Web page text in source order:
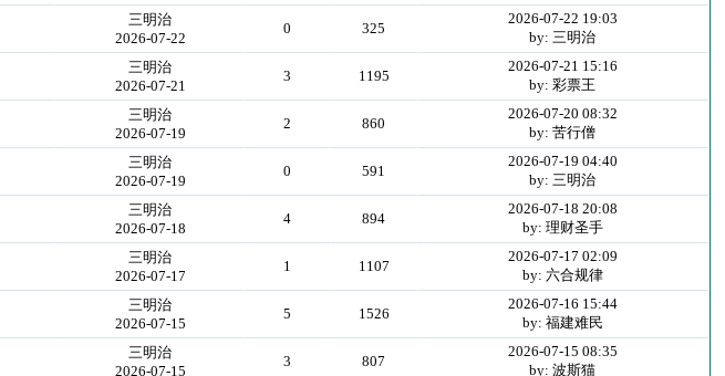
三明治
2026-07-22
0 325
2026-07-22 19:03
by: 三明治
三明治
2026-07-21
3 1195
2026-07-21 15:16
by: 彩票王
三明治
2026-07-19
2 860
2026-07-20 08:32
by: 苦行僧
三明治
2026-07-19
0 591
2026-07-19 04:40
by: 三明治
三明治
2026-07-18
4 894
2026-07-18 20:08
by: 理财圣手
三明治
2026-07-17
1 1107
2026-07-17 02:09
by: 六合规律
三明治
2026-07-15
5 1526
2026-07-16 15:44
by: 福建难民
三明治
2026-07-15
3 807
2026-07-15 08:35
by: 波斯猫